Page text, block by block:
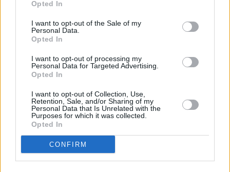
Opted In
I want to opt-out of the Sale of my
Personal Data.
Opted In
I want to opt-out of processing my
Personal Data for Targeted Advertising.
Opted In
I want to opt-out of Collection, Use,
Retention, Sale, and/or Sharing of my
Personal Data that Is Unrelated with the
Purposes for which it was collected.
Opted In
CONFIRM
golpe de calor en Fuerteventura
Fuerteventura Santiago de Compostela
por 30 euros por trayecto
¿EN QUÉ MOMENTO DEJAMOS DE SER
HUMANOS?. Por Maite de Vera Cabrera